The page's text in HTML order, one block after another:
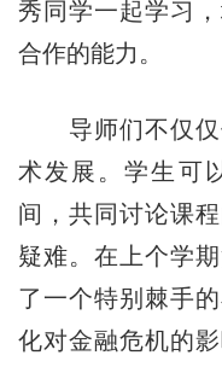
秀同学一起学习
合作的能力。
导师们不仅仅
术发展。学生可
间，共同讨论课
疑难。在上个学
了一个特别棘手
化对金融危机的